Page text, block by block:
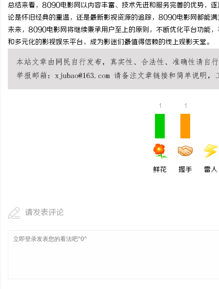
总结来看，8090电影网以内容丰富、技术先进和服务完善的优势，
论是怀旧经典的重温，还是最新影视资源的追踪，8090电影网都能
未来，8090电影网将继续秉承用户至上的原则，不断优化平台功能
和多元化的影视娱乐平台，成为影迷们最值得信赖的线上观影天堂。
1
鲜花
1
握手 雷人
请发表评论
临沂成人高考哪家机构